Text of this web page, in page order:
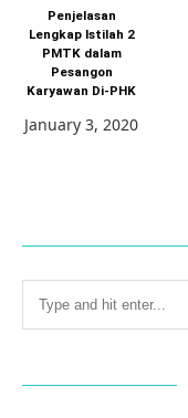
Penjelasan
Lengkap Istilah 2
PMTK dalam
Pesangon
Karyawan Di-PHK
January 3, 2020